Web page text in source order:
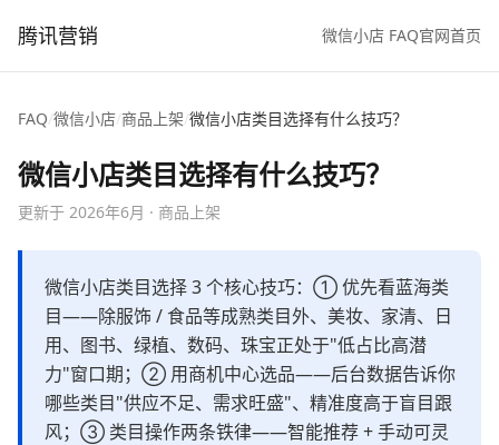
腾讯营销 微信小店 FAQ官网首页
FAQ/微信小店/商品上架/微信小店类目选择有什么技巧？
微信小店类目选择有什么技巧？
更新于 2026年6月 · 商品上架
微信小店类目选择 3 个核心技巧：① 优先看蓝海类
目——除服饰 / 食品等成熟类目外、美妆、家清、日
用、图书、绿植、数码、珠宝正处于"低占比高潜
力"窗口期；② 用商机中心选品——后台数据告诉你
哪些类目"供应不足、需求旺盛"、精准度高于盲目跟
风；③ 类目操作两条铁律——智能推荐 + 手动可灵